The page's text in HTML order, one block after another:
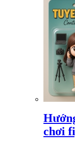
chơi